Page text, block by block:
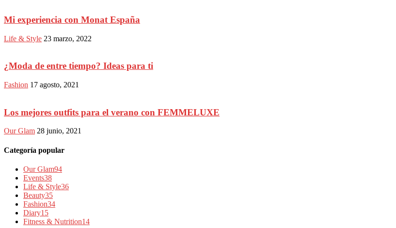
Mi experiencia con Monat España
Life & Style 23 marzo, 2022
¿Moda de entre tiempo? Ideas para ti
Fashion 17 agosto, 2021
Los mejores outfits para el verano con FEMMELUXE
Our Glam 28 junio, 2021
Categoría popular
Our Glam94
Events38
Life & Style36
Beauty35
Fashion34
Diary15
Fitness & Nutrition14